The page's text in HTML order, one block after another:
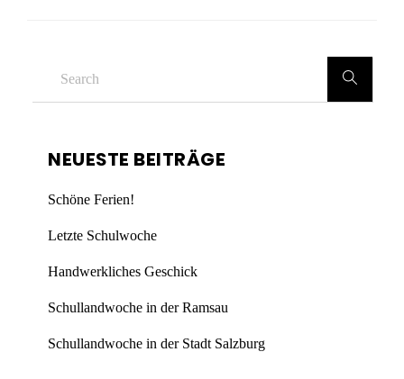
NEUESTE BEITRÄGE
Schöne Ferien!
Letzte Schulwoche
Handwerkliches Geschick
Schullandwoche in der Ramsau
Schullandwoche in der Stadt Salzburg